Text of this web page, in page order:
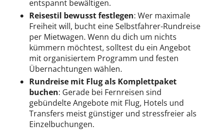
entspannt bewältigen.
Reisestil bewusst festlegen: Wer maximale
Freiheit will, bucht eine Selbstfahrer-Rundreise
per Mietwagen. Wenn du dich um nichts
kümmern möchtest, solltest du ein Angebot
mit organisiertem Programm und festen
Übernachtungen wählen.
Rundreise mit Flug als Komplettpaket
buchen: Gerade bei Fernreisen sind
gebündelte Angebote mit Flug, Hotels und
Transfers meist günstiger und stressfreier als
Einzelbuchungen.